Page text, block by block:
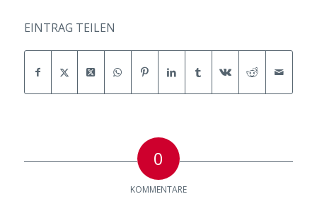
EINTRAG TEILEN
0
KOMMENTARE